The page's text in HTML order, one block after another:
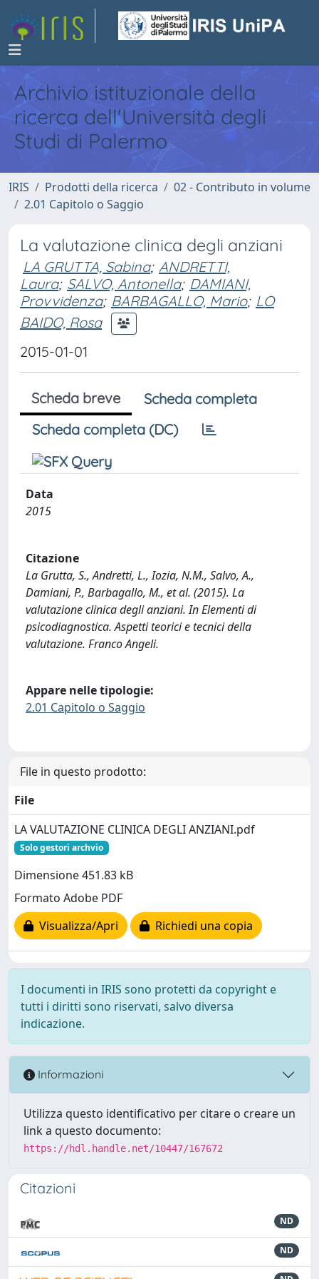
Archivio istituzionale della
ricerca dell'Università degli
Studi di Palermo
IRIS Prodotti della ricerca
02 - Contributo in volume
2.01 Capitolo o Saggio
La valutazione clinica degli anziani
LA GRUTTA, Sabina; ANDRETTI,
Laura; SALVO, Antonella; DAMIANI,
Provvidenza; BARBAGALLO, Mario; LO
BAIDO, Rosa
2015-01-01
Scheda breve
Scheda completa
Scheda completa (DC)
Data
2015
Citazione
La Grutta, S., Andretti, L., Iozia, N.M., Salvo, A.,
Damiani, P., Barbagallo, M., et al. (2015). La
valutazione clinica degli anziani. In Elementi di
psicodiagnostica. Aspetti teorici e tecnici della
valutazione. Franco Angeli.
Appare nelle tipologie:
2.01 Capitolo o Saggio
File in questo prodotto:
File
LA VALUTAZIONE CLINICA DEGLI ANZIANI.pdf
Solo gestori archvio
Dimensione 451.83 kB
Formato Adobe PDF
Visualizza/Apri
Richiedi una copia
I documenti in IRIS sono protetti da copyright e
tutti i diritti sono riservati, salvo diversa
indicazione.
Informazioni
Utilizza questo identificativo per citare o creare un
link a questo documento:
https://hdl.handle.net/10447/167672
Citazioni
ND
ND